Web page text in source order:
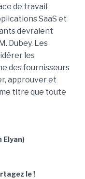
de travail
SaaS et
devraient
Dubey. Les
les
des fournisseurs
approuver et
titre que toute
Elyan)
le !